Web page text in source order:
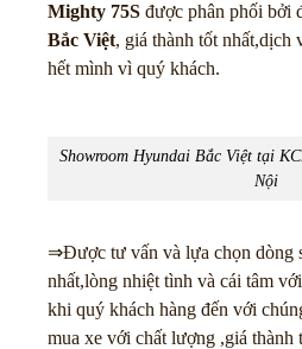
Mighty 75S được phân phối bởi
Bắc Việt, giá thành tốt nhất,dịch
hết mình vì quý khách.
Showroom Hyundai Bắc Việt tại
Nội
⇒Được tư vấn và lựa chọn dòng
nhất,lòng nhiệt tình và cái tâm
khi quý khách hàng đến với
mua xe với chất lượng ,giá thành